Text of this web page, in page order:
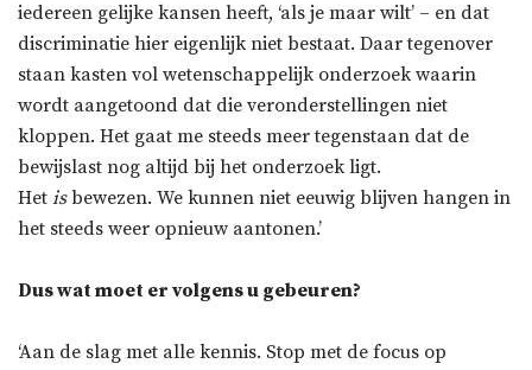
iedereen gelijke kansen heeft, ‘als je maar wilt’ – en dat
discriminatie hier eigenlijk niet bestaat. Daar tegenover
staan kasten vol wetenschappelijk onderzoek waarin
wordt aangetoond dat die veronderstellingen niet
kloppen. Het gaat me steeds meer tegenstaan dat de
bewijslast nog altijd bij het onderzoek ligt.
Het isbewezen. We kunnen niet eeuwig blijven hangen in
het steeds weer opnieuw aantonen.’
Dus wat moet er volgens u gebeuren?
‘Aan de slag met alle kennis. Stop met de focus op